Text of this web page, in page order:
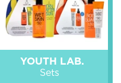
YOUTH LAB.